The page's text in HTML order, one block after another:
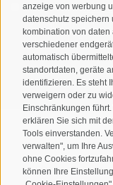
anzeige von werbung
datenschutz speichern
kombination von
verschiedener
automatisch
standortdaten, geräte
identifizieren. Es steht
verweigern oder zu
Einschränkungen
erklären Sie sich mit
Tools einverstanden.
verwalten", um Ihre
ohne Cookies
können Ihre
Ich habe die
verstanden und
Sitemap •